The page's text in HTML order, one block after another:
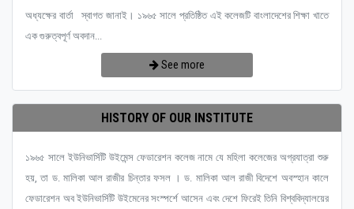
অধ্যক্ষের বার্তা স্বাগত জানাই। ১৯৬৫ সালে প্রতিষ্ঠিত এই কলেজটি বাংলাদেশের শিক্ষা খাতে
এক গুরুত্বপূর্ণ অবদান...
See more
HISTORY OF OUR INSTITUTE
১৯৬৫ সালে ইউনিভার্সিটি উইমেন্স ফেডারেশন কলেজ নামে যে মহিলা কলেজের অগ্রযাত্রা শুরু
হয়, তা ড. মালিকা আল রাজীর চিন্তার ফসল । ড. মালিকা আল রাজী বিদেশে অবস্হান কালে
ফেডারেশন অব ইউনিভার্সিটি উইমেনের সংস্পর্শে আসেন এবং দেশে ফিরেই তিনি বিশ্ববিদ্যালয়ের